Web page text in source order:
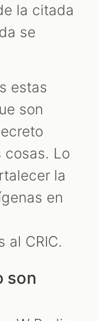
la citada
se
estas
son
Lo
la
en
al CRIC.
son